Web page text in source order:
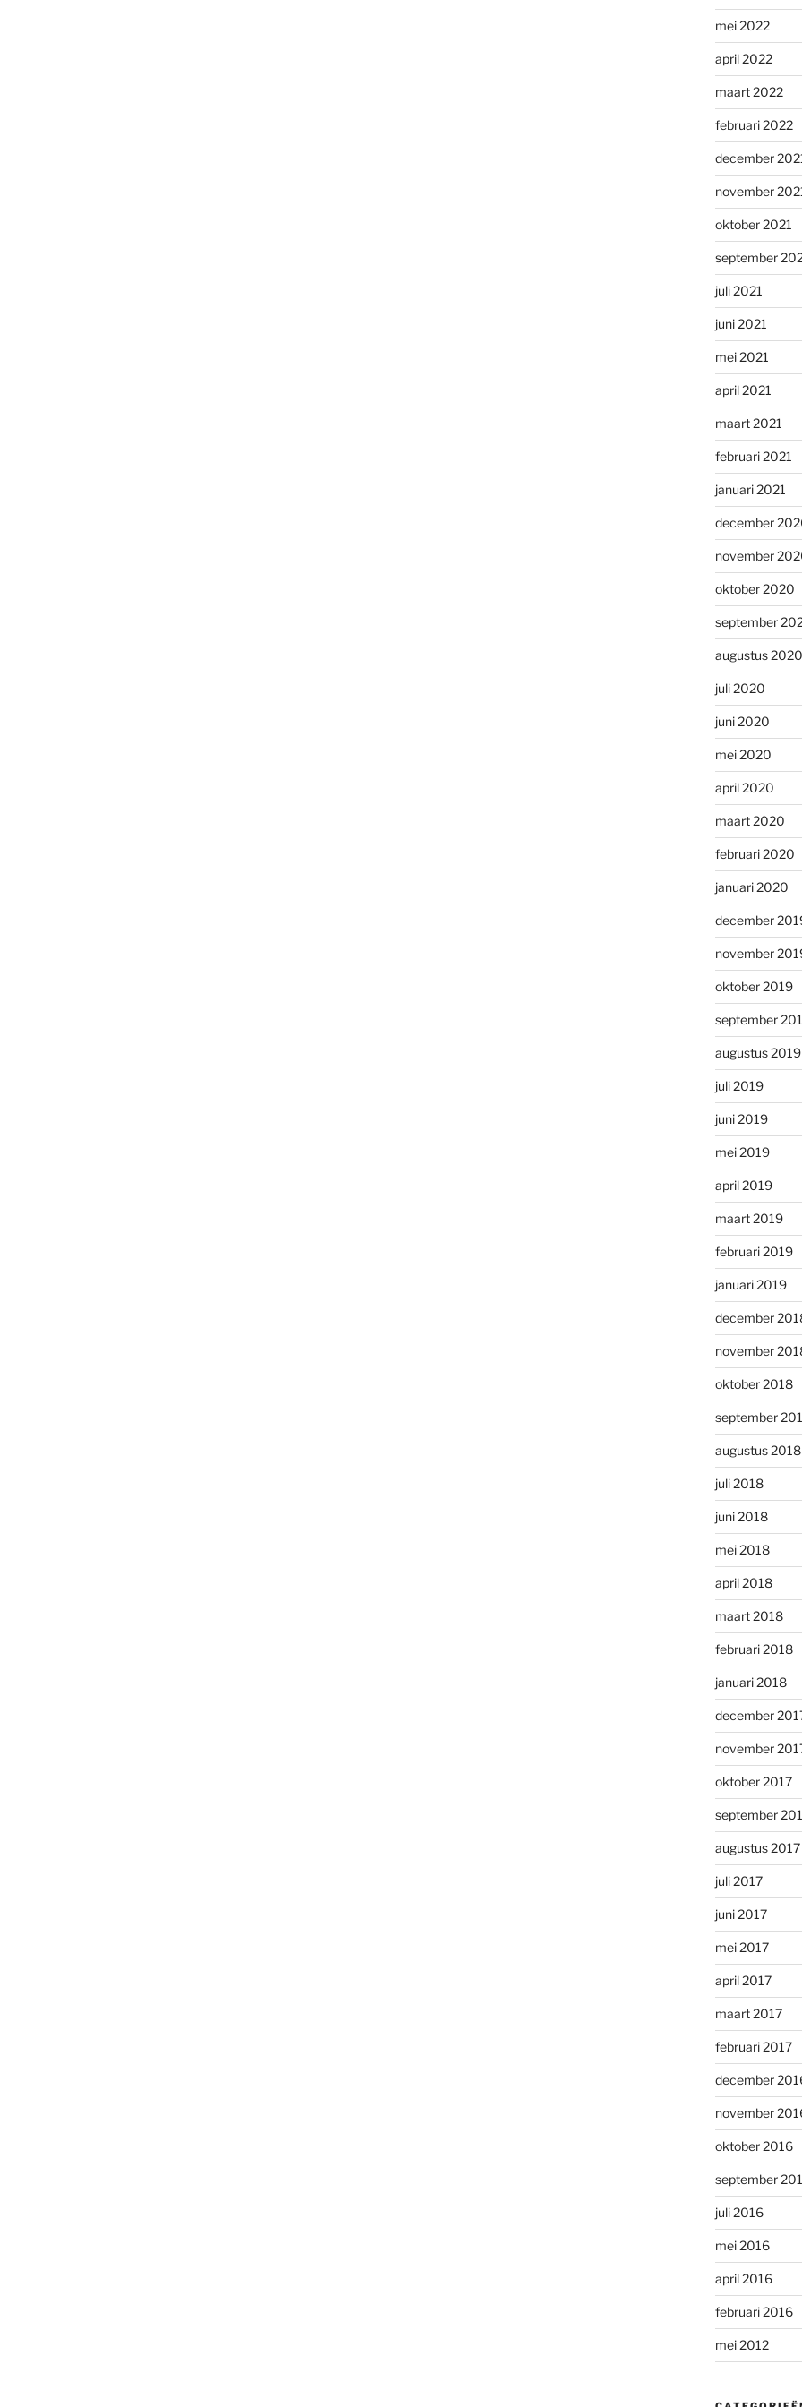
mei 2022
april 2022
maart 2022
februari 2022
december
november
oktober 2021
september
juli 2021
juni 2021
mei 2021
april 2021
maart 2021
februari 2021
januari 2021
december
november
oktober 2020
september
augustus 2020
juli 2020
juni 2020
mei 2020
april 2020
maart 2020
februari 2020
januari 2020
december
november
oktober 2019
september
augustus 2019
juli 2019
juni 2019
mei 2019
april 2019
maart 2019
februari 2019
januari 2019
december
november
oktober 2018
september
augustus 2018
juli 2018
juni 2018
mei 2018
april 2018
maart 2018
februari 2018
januari 2018
december
november
oktober 2017
september
augustus 2017
juli 2017
juni 2017
mei 2017
april 2017
maart 2017
februari 2017
december
november
oktober 2016
september
juli 2016
mei 2016
april 2016
februari 2016
mei 2012